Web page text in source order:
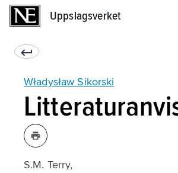
Uppslagsverket
Władysław Sikorski
S.M. Terry,